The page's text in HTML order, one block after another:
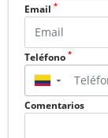
Email *
Teléfono *
▼
Comentarios